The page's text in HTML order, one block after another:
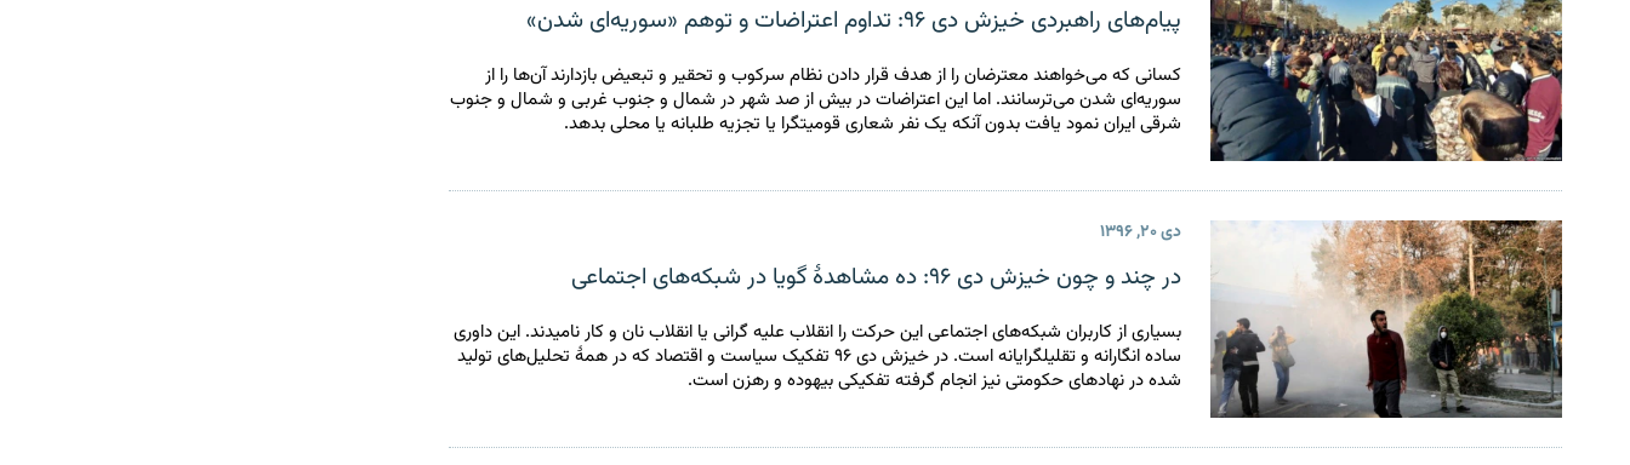
پیام‌های راهبردی خیزش دی ۹۶: تداوم اعتراضات و توهم «سوریه‌ای شدن»
کسانی که می‌خواهند معترضان را از هدف قرار دادن نظام سرکوب و تحقیر و تبعیض بازدارند آن‌ها را از
سوریه‌ای شدن می‌ترسانند. اما این اعتراضات در بیش از صد شهر در شمال و جنوب غربی و شمال و جنوب
شرقی ایران نمود یافت بدون آنکه یک نفر شعاری قومیتگرا یا تجزیه طلبانه یا محلی بدهد.
دی ۲۰, ۱۳۹۶
در چند و چون خیزش دی ۹۶: ده مشاهدهٔ گویا در شبکه‌های اجتماعی
بسیاری از کاربران شبکه‌های اجتماعی این حرکت را انقلاب علیه گرانی یا انقلاب نان و کار نامیدند. این داوری
ساده انگارانه و تقلیلگرایانه است. در خیزش دی ۹۶ تفکیک سیاست و اقتصاد که در همهٔ تحلیل‌های تولید
شده در نهادهای حکومتی نیز انجام گرفته تفکیکی بیهوده و رهزن است.